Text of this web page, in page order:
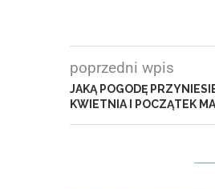
poprzedni wpis
JAKĄ POGODĘ
KWIETNIA I POCZĄTEK